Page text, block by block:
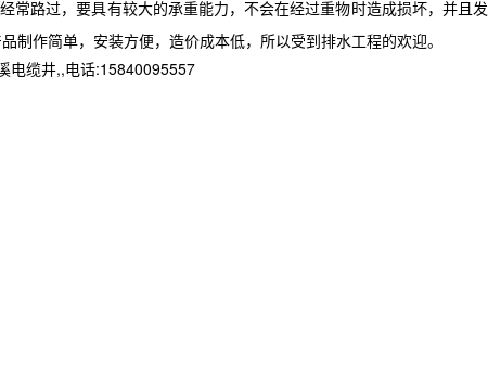
常路过，要具有较大的承重能力，不会在经过重物时造成损坏，并且发
作简单，安装方便，造价成本低，所以受到排水工程的欢迎。
电缆井,,电话:15840095557